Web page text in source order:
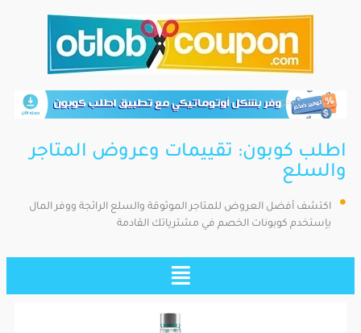
اطلب كوبون: تقييمات وعروض المتاجر
والسلع
اكتشف أفضل العروض للمتاجر الموثوقة والسلع الرائجة ووفر المال
بإستخدم كوبونات الخصم في مشترياتك القادمة